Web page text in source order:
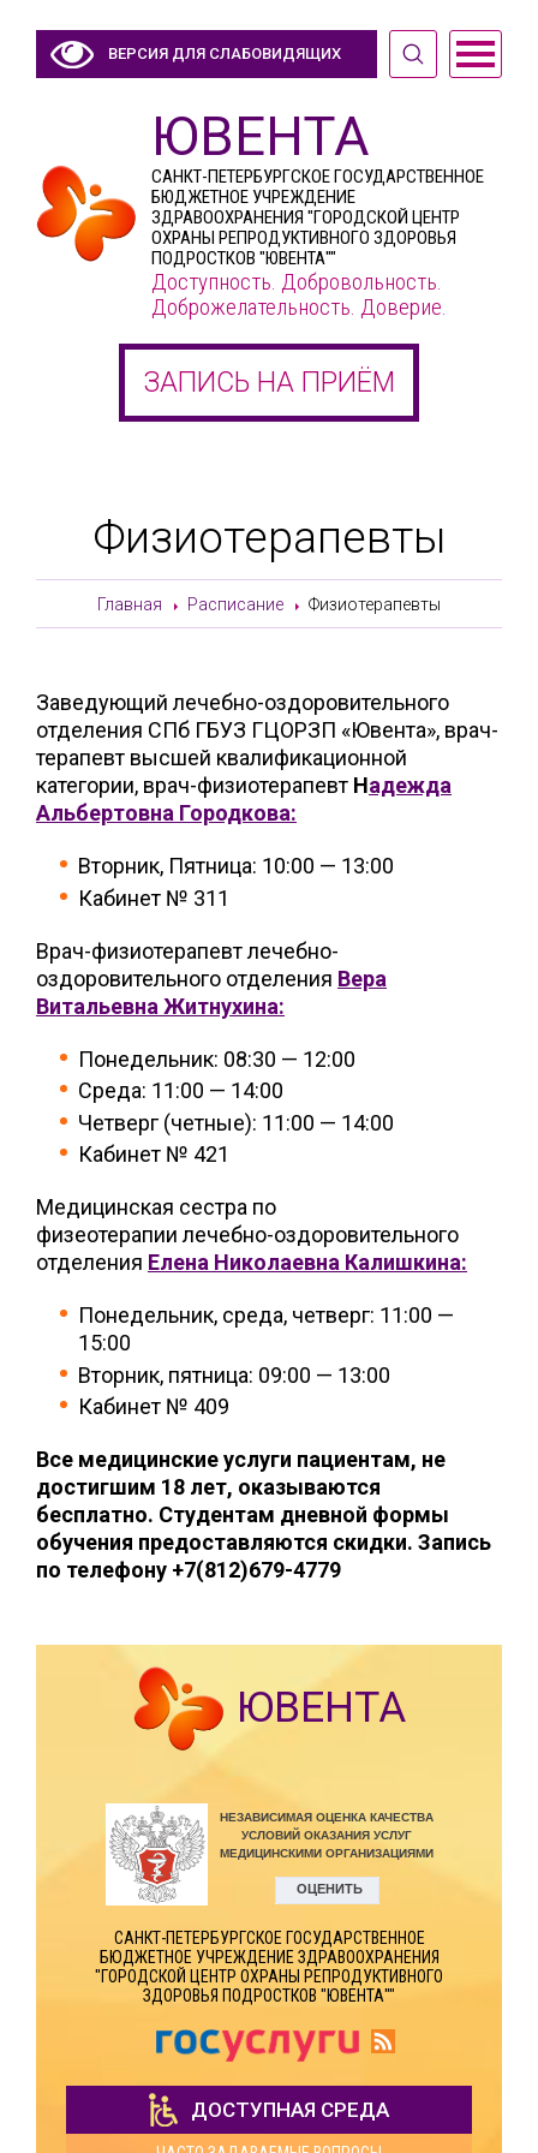
ВЕРСИЯ ДЛЯ СЛАБОВИДЯЩИХ
ЮВЕНТА
САНКТ-ПЕТЕРБУРГСКОЕ ГОСУДАРСТВЕННОЕ
БЮДЖЕТНОЕ УЧРЕЖДЕНИЕ
ЗДРАВООХРАНЕНИЯ "ГОРОДСКОЙ ЦЕНТР
ОХРАНЫ РЕПРОДУКТИВНОГО ЗДОРОВЬЯ
ПОДРОСТКОВ "ЮВЕНТА""
Доступность. Добровольность.
Доброжелательность. Доверие.
ЗАПИСЬ НА ПРИЁМ
Физиотерапевты
Главная Расписание Физиотерапевты
Заведующий лечебно-оздоровительного
отделения СПб ГБУЗ ГЦОРЗП «Ювента», врач-
терапевт высшей квалификационной
категории, врач-физиотерапевт Надежда
Альбертовна Городкова:
Вторник, Пятница: 10:00 — 13:00
Кабинет № 311
Врач-физиотерапевт лечебно-
оздоровительного отделения Вера
Витальевна Житнухина:
Понедельник: 08:30 — 12:00
Среда: 11:00 — 14:00
Четверг (четные): 11:00 — 14:00
Кабинет № 421
Медицинская сестра по
физеотерапии лечебно-оздоровительного
отделения Елена Николаевна Калишкина:
Понедельник, среда, четверг: 11:00 —
15:00
Вторник, пятница: 09:00 — 13:00
Кабинет № 409
Все медицинские услуги пациентам, не
достигшим 18 лет, оказываются
бесплатно. Студентам дневной формы
обучения предоставляются скидки. Запись
по телефону +7(812)679-4779
ЮВЕНТА
САНКТ-ПЕТЕРБУРГСКОЕ ГОСУДАРСТВЕННОЕ
БЮДЖЕТНОЕ УЧРЕЖДЕНИЕ ЗДРАВООХРАНЕНИЯ
"ГОРОДСКОЙ ЦЕНТР ОХРАНЫ РЕПРОДУКТИВНОГО
ЗДОРОВЬЯ ПОДРОСТКОВ "ЮВЕНТА""
ДОСТУПНАЯ СРЕДА